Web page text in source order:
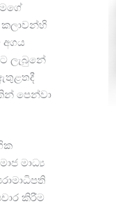
කලාවන්හි
ලැබුනේ
පෙන්වා
මාධ්‍ය
කිරීම